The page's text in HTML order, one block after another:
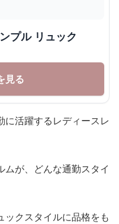
プル リュック
見る
に活躍するレディースレ
が、どんな通勤スタイ
ックスタイルに品格をも